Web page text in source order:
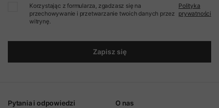
Korzystając z formularza, zgadzasz się na
przechowywanie i przetwarzanie twoich danych przez
witrynę.
Polityka
prywatności
Zapisz się
Pytania i odpowiedzi O nas